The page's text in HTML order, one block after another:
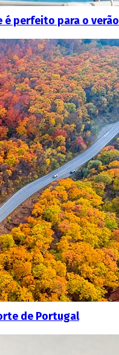
é perfeito para o verão
de Portugal